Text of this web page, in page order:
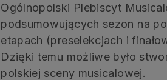
Ogólnopolski Plebiscyt
podsumowujących sezon na
etapach (preselekcjach i
Dzięki temu możliwe było
polskiej sceny musicalowej.